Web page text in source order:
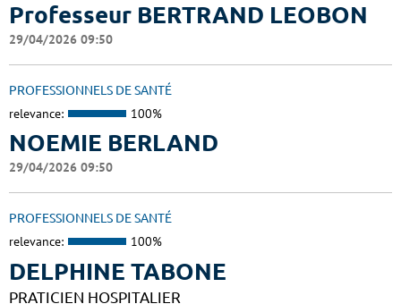
Professeur BERTRAND LEOBON
29/04/2026 09:50
PROFESSIONNELS DE SANTÉ
relevance: 100%
NOEMIE BERLAND
29/04/2026 09:50
PROFESSIONNELS DE SANTÉ
relevance: 100%
DELPHINE TABONE
PRATICIEN HOSPITALIER